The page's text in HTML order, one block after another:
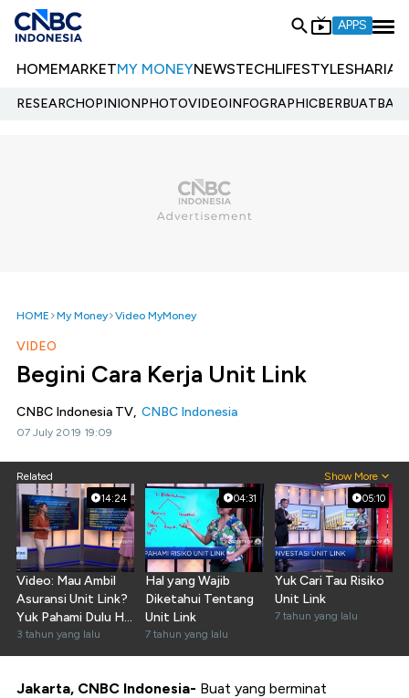
APPS
HOMEMARKETMY MONEYNEWSTECHLIFESTYLESHARIA
RESEARCHOPINIONPHOTOVIDEOINFOGRAPHIC
HOME My Money Video MyMoney
VIDEO
Begini Cara Kerja Unit Link
CNBC Indonesia TV, CNBC Indonesia
07 July 2019 19:09
Related Show More
14:24
Video: Mau Ambil
Asuransi Unit Link?
Yuk Pahami Dulu Hal
Ini
3 tahun yang lalu
04:31
Hal yang Wajib
Diketahui Tentang
Unit Link
7 tahun yang lalu
05:10
Yuk Cari Tau Risiko
Unit Link
7 tahun yang lalu
Jakarta, CNBC Indonesia- Buat yang berminat